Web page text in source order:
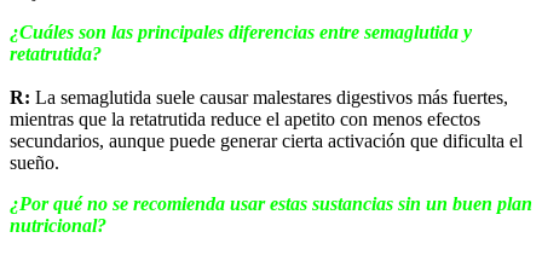
¿Cuáles son las principales diferencias entre semaglutida y
retatrutida?
R: La semaglutida suele causar malestares digestivos más fuertes,
mientras que la retatrutida reduce el apetito con menos efectos
secundarios, aunque puede generar cierta activación que dificulta el
sueño.
¿Por qué no se recomienda usar estas sustancias sin un buen plan
nutricional?